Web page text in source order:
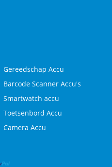
Gereedschap Accu
Barcode Scanner Accu's
Smartwatch accu
Toetsenbord Accu
Camera Accu